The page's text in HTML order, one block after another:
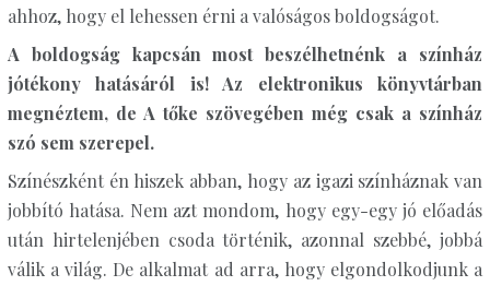
ahhoz, hogy el lehessen érni a valóságos boldogságot.
A boldogság kapcsán most beszélhetnénk a színház
jótékony hatásáról is! Az elektronikus könyvtárban
megnéztem, de A tőke szövegében még csak a színház
szó sem szerepel.
Színészként én hiszek abban, hogy az igazi színháznak van
jobbító hatása. Nem azt mondom, hogy egy-egy jó előadás
után hirtelenjében csoda történik, azonnal szebbé, jobbá
válik a világ. De alkalmat ad arra, hogy elgondolkodjunk a